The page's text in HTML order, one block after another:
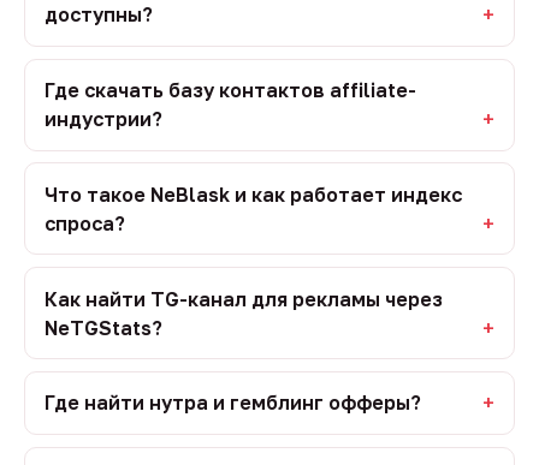
доступны?
Где скачать базу контактов affiliate-
индустрии?
Что такое NeBlask и как работает индекс
спроса?
Как найти TG-канал для рекламы через
NeTGStats?
Где найти нутра и гемблинг офферы?